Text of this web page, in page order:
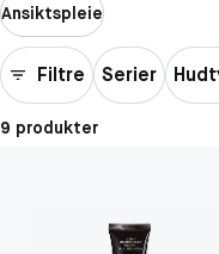
Ansiktspleie
Filtre Serier
9 produkter